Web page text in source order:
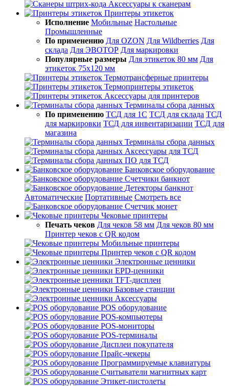
Аксессуары к сканерам
Принтеры этикеток
Исполнение Мобильные Настольные
Промышленные
По применению Для OZON Для Wildberries Для
склада Для ЭВОТОР Для маркировки
Популярные размеры Для этикеток 80 мм Для
этикеток 75х120 мм
Термотрансферные принтеры
Термопринтеры этикеток
Аксессуары для принтеров
Терминалы сбора данных
По применению ТСД для 1С ТСД для склада ТСД
для маркировки ТСД для инвентаризации ТСД для
магазина
Терминалы сбора данных
Аксессуары для ТСД
ПО для ТСД
Банковское оборудование
Счетчики банкнот
Детекторы банкнот
Автоматические Портативные Смотреть все
Счетчик монет
Чековые принтеры
Печать чеков Для чеков 58 мм Для чеков 80 мм
Принтер чеков с QR кодом
Мобильные принтеры
Принтер чеков с QR кодом
Электронные ценники
EPD-ценники
TFT-дисплеи
Базовые станции
Аксессуары
POS оборудование
POS-компьютеры
POS-мониторы
POS-терминалы
Дисплеи покупателя
Прайс-чекеры
Программируемые клавиатуры
Считыватели магнитных карт
Этикет-пистолеты